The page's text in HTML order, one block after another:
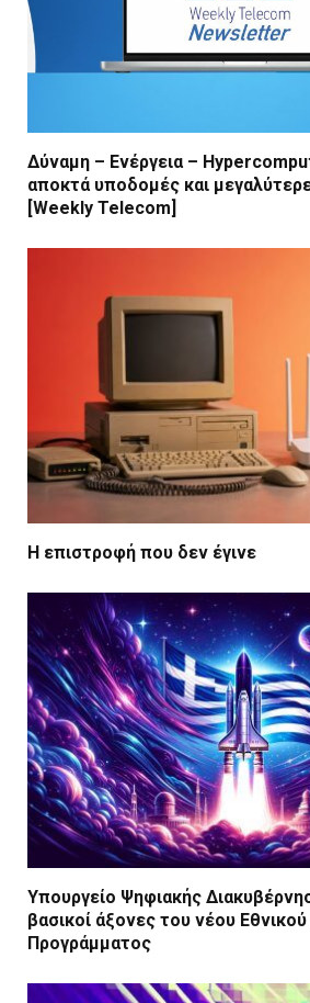
Δύναμη – Ενέργεια –
αποκτά υποδομές και
[Weekly Telecom]
Η επιστροφή που δεν έγινε
Υπουργείο Ψηφιακής
βασικοί άξονες του νέου
Προγράμματος